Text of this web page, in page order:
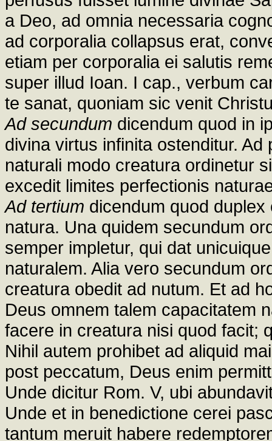
a Deo, ad omnia necessaria
ad corporalia collapsus erat,
etiam per corporalia ei salutis
super illud Ioan. I cap., verbum
te sanat, quoniam sic venit
Ad secundum dicendum quod in
divina virtus infinita ostenditur.
naturali modo creatura ordinetur
excedit limites perfectionis
Ad tertium dicendum quod
natura. Una quidem secundum
semper impletur, qui dat
naturalem. Alia vero secundum
creatura obedit ad nutum. Et ad
Deus omnem talem capacitatem
facere in creatura nisi quod facit;
Nihil autem prohibet ad aliquid
post peccatum, Deus enim
Unde dicitur Rom. V, ubi
Unde et in benedictione cerei
tantum meruit habere